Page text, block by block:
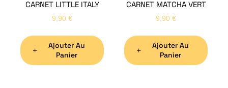
CARNET LITTLE ITALY
9,90 €
Ajouter Au
Panier
CARNET MATCHA VERT
9,90 €
Ajouter Au
Panier